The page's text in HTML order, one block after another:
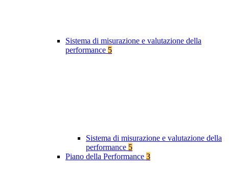
Sistema di misurazione e valutazione della
performance 5
Sistema di misurazione e valutazione della
performance 5
Piano della Performance 3